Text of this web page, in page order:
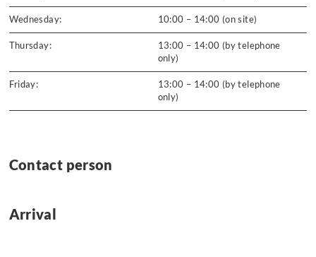
Wednesday: 10:00 – 14:00 (on site)
Thursday:
13:00 – 14:00 (by telephone
only)
Friday:
13:00 – 14:00 (by telephone
only)
Contact person
Arrival